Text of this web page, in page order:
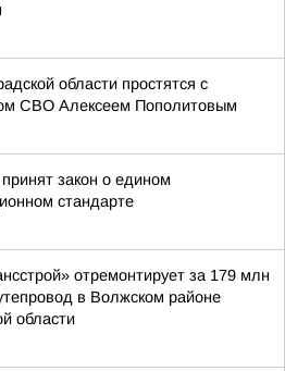
области простятся с
СВО Алексеем Пополитовым
закон о едином
стандарте
отремонтирует за 179 млн
в Волжском районе
области